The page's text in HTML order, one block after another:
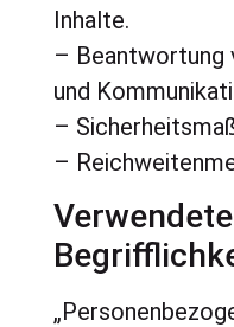
Inhalte.
– Beantwortung
und
–
–
Verwendete